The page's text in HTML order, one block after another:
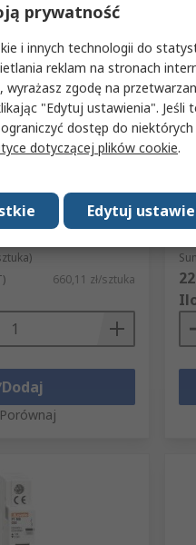
660,11 zł/sztuka
Dodaj
Porównaj
prywatność
i innych technologii do
reklam na stronach
wyrażasz zgodę na
"Edytuj ustawienia". Jeśli
dostęp do
dotyczącej plików cookie.
Edytuj